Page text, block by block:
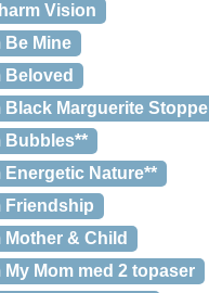
Vision
Mine
Marguerite
Bubbles**
Nature**
Friendship
& Child
Mom med 2 topaser